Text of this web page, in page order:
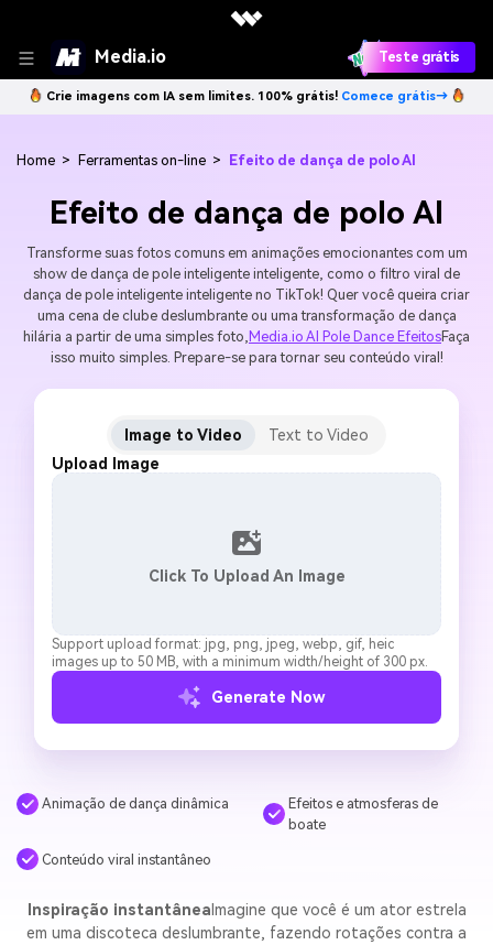
Media.io Teste grátis
Crie imagens com IA sem limites. 100% grátis! Comece grátis→
Home > Ferramentas on-line > Efeito de dança de polo AI
Efeito de dança de polo AI
Transforme suas fotos comuns em animações emocionantes com um
show de dança de pole inteligente inteligente, como o filtro viral de
dança de pole inteligente inteligente no TikTok! Quer você queira criar
uma cena de clube deslumbrante ou uma transformação de dança
hilária a partir de uma simples foto, Media.io AI Pole Dance EfeitosFaça
isso muito simples. Prepare-se para tornar seu conteúdo viral!
Image to Video
Text to Video
Upload Image
Click To Upload An Image
Support upload format: jpg, png, jpeg, webp, gif, heic
images up to 50 MB, with a minimum width/height of 300 px.
Generate Now
Animação de dança dinâmica
Efeitos e atmosferas de
boate
Conteúdo viral instantâneo
Inspiração instantânea Imagine que você é um ator estrela
em uma discoteca deslumbrante, fazendo rotações contra a